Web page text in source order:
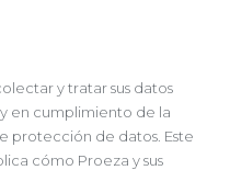
y tratar sus datos
en cumplimiento de la
protección de datos. Este
cómo Proeza y sus